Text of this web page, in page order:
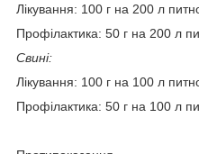
Лікування: 100 г на 200 л
Профілактика: 50 г на 200 л
Свині:
Лікування: 100 г на 100 л
Профілактика: 50 г на 100 л